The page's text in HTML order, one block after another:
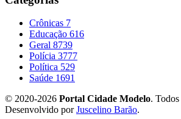
Crônicas 7
Educação 616
Geral 8739
Polícia 3777
Política 529
Saúde 1691
© 2020-2026 Portal Cidade Modelo.
Desenvolvido porJuscelino Barão.